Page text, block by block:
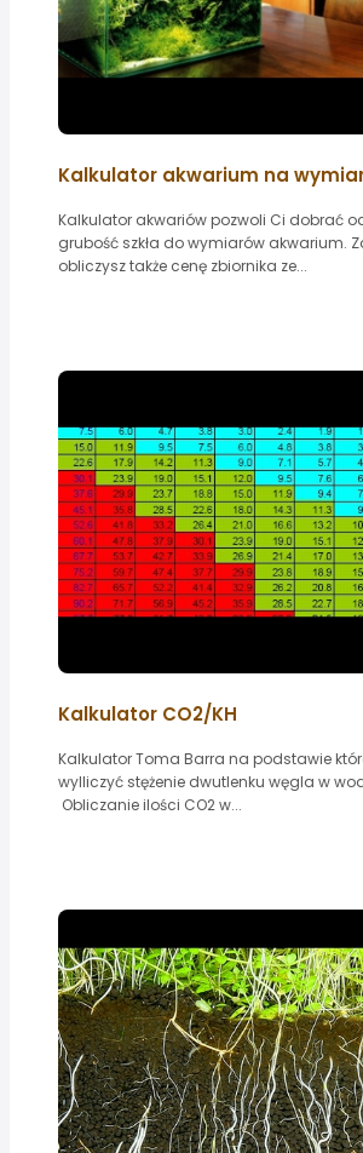
Kalkulator akwarium na
Kalkulator akwariów pozwoli Ci dobrać
grubość szkła do wymiarów akwarium.
obliczysz także cenę zbiornika ze...
Kalkulator CO2/KH
Kalkulator Toma Barra na podstawie
wylliczyć stężenie dwutlenku węgla w
Obliczanie ilości CO2 w...